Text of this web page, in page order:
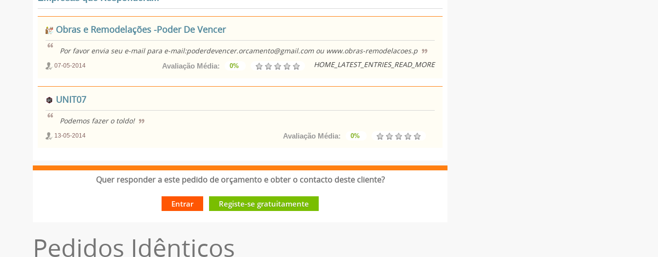
Obras e Remodelações -Poder De Vencer
Por favor envia seu e-mail para e-mail:poderdevencer.orcamento@gmail.com ou www.obras-remodelacoes.p
HOME_LATEST_ENTRIES_READ_MORE
07-05-2014 Avaliação Média: 0%
UNIT07
Podemos fazer o toldo!
13-05-2014 Avaliação Média: 0%
Quer responder a este pedido de orçamento e obter o contacto deste cliente?
Entrar Registe-se gratuitamente
Pedidos Idênticos